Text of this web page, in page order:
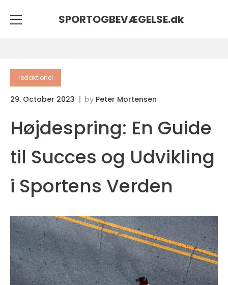
SPORTOGBEVÆGELSE.dk
redaktionel
29. October 2023 by Peter Mortensen
Højdespring: En Guide
til Succes og Udvikling
i Sportens Verden